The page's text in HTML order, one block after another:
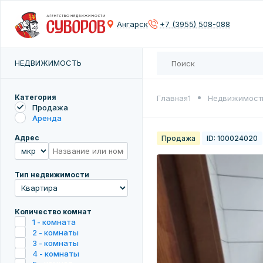
Ангарск +7 (3955) 508-088
НЕДВИЖИМОСТЬ
Категория
Продажа
Аренда
Адрес
Тип недвижимости
Количество комнат
1 - комната
2 - комнаты
3 - комнаты
4 - комнаты
Главная1
Продажа ID: 100024020
Введите